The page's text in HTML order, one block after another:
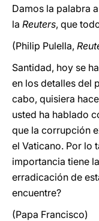
Damos la palabra
la Reuters, que
(Philip Pulella,
Santidad, hoy se
en los detalles del
cabo, quisiera
usted ha hablado
que la corrupción
el Vaticano. Por lo
importancia tiene
erradicación de
encuentre?
(Papa Francisco)